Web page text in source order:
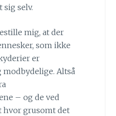
selv.
mig, at der
som ikke
er
Altså
– og de ved
grusomt det